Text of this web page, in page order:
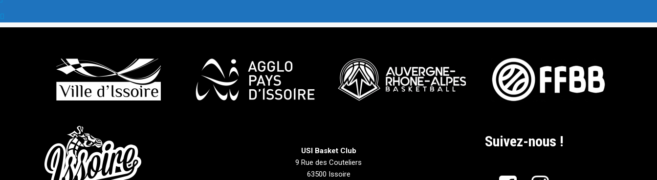
USI Basket Club
9 Rue des Couteliers
63500 Issoire
Suivez-nous !